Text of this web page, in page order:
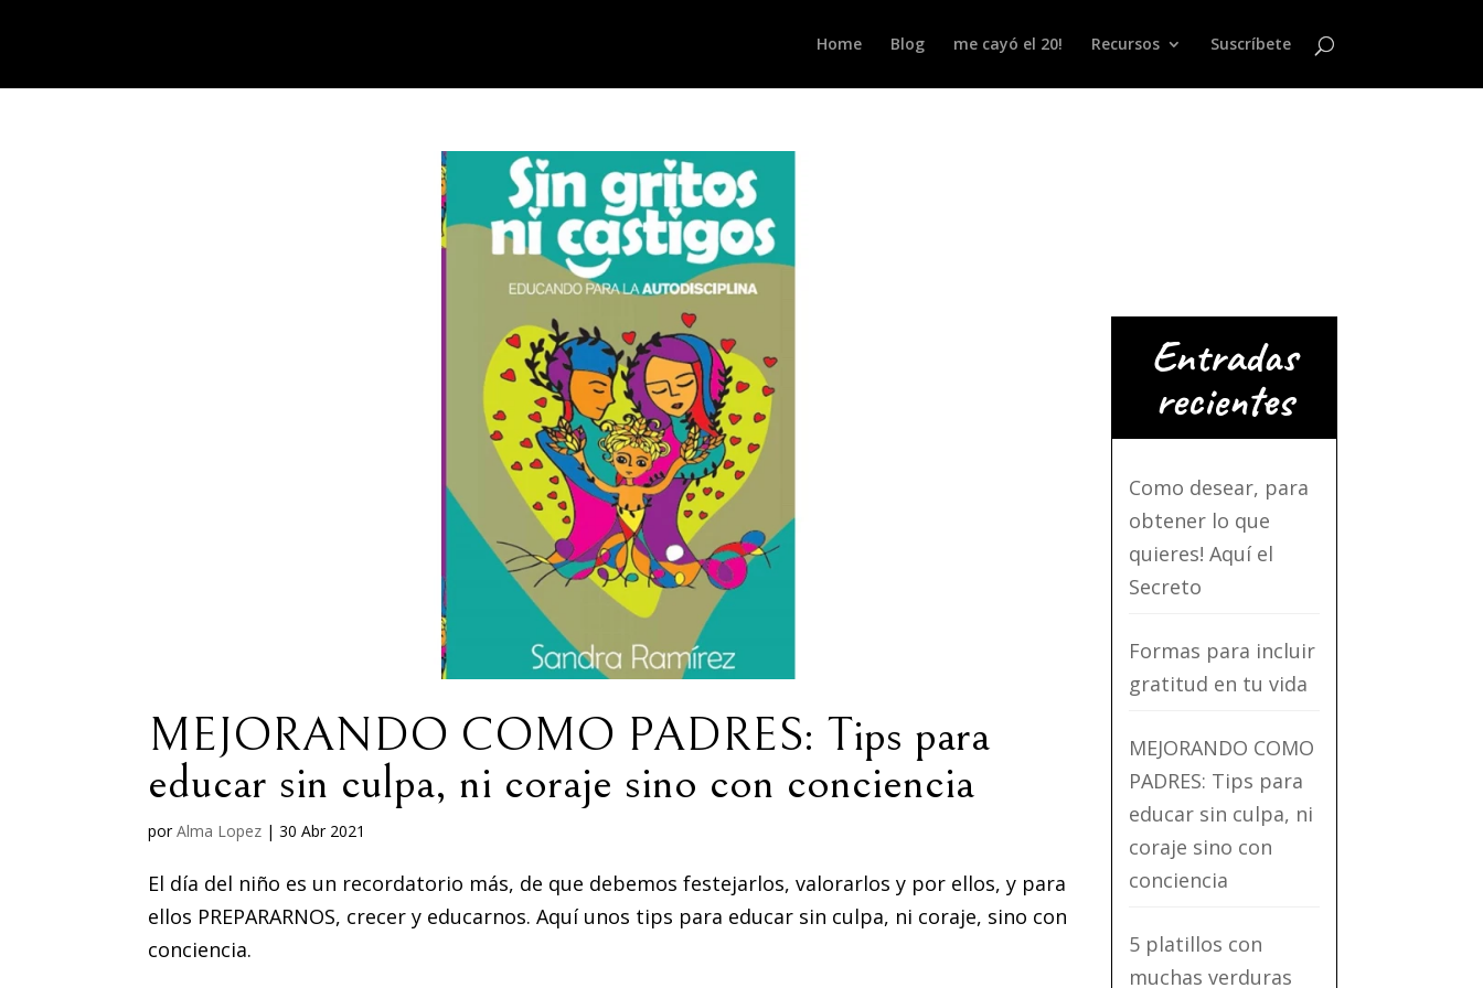
Home Blog me cayó el 20! Recursos Suscríbete
MEJORANDO COMO PADRES: Tips para
educar sin culpa, ni coraje sino con conciencia
porAlma Lopez |30 Abr 2021
El día del niño es un recordatorio más, de que debemos festejarlos, valorarlos y por ellos, y para
ellos PREPARARNOS, crecer y educarnos. Aquí unos tips para educar sin culpa, ni coraje, sino con
conciencia.
Entradas
recientes
Como desear, para
obtener lo que
quieres! Aquí el
Secreto
Formas para incluir
gratitud en tu vida
MEJORANDO COMO
PADRES: Tips para
educar sin culpa, ni
coraje sino con
conciencia
5 platillos con
muchas verduras